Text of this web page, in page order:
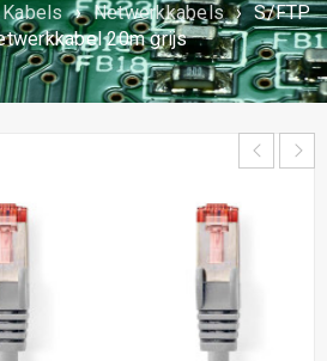
Kabels › Netwerkkabels › S/FTP
20m grijs